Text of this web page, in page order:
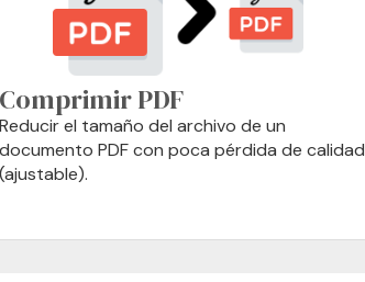
Comprimir PDF
Reducir el tamaño del archivo de un
documento PDF con poca pérdida de calidad
(ajustable).